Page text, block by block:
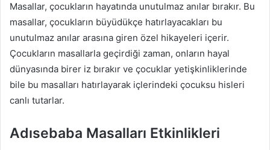
Masallar, çocukların hayatında unutulmaz anılar bırakır. Bu
masallar, çocukların büyüdükçe hatırlayacakları bu
unutulmaz anılar arasına giren özel hikayeleri içerir.
Çocukların masallarla geçirdiği zaman, onların hayal
dünyasında birer iz bırakır ve çocuklar yetişkinliklerinde
bile bu masalları hatırlayarak içlerindeki çocuksu hisleri
canlı tutarlar.
Adısebaba Masalları Etkinlikleri